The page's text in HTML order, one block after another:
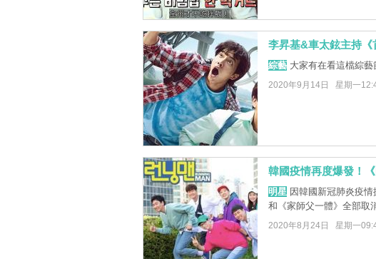
李昇基&車太鉉主持
綜藝大家有在看這檔綜藝
2020年9月14日 星期一
韓國疫情再度爆發！
明星因韓國新冠肺炎疫情
和《家師父一體》全部取
2020年8月24日 星期一